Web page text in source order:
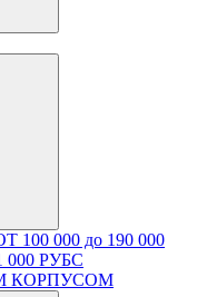
100 000 до 190 000
000 РУБС
КОРПУСОМ